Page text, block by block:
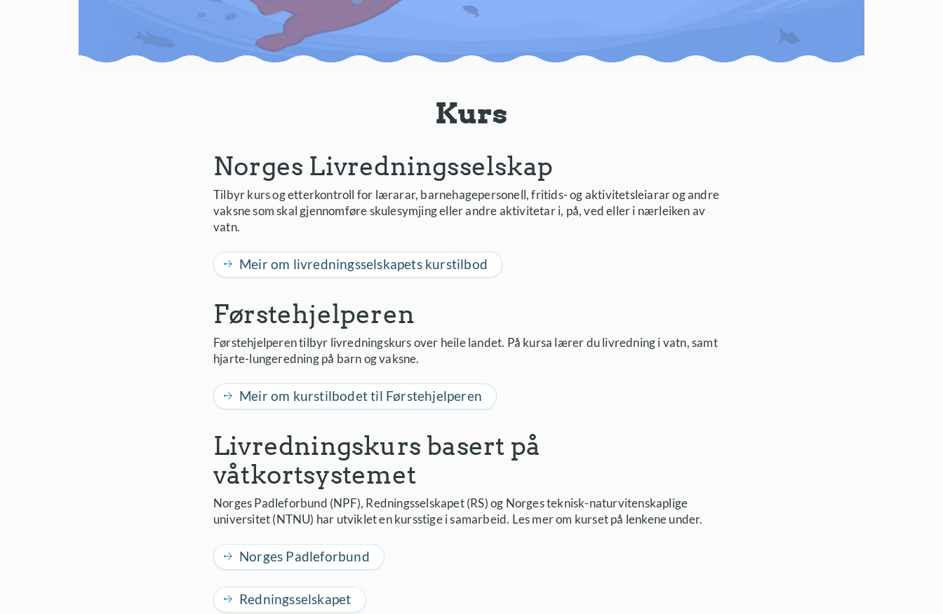
Kurs
Norges Livredningsselskap
Tilbyr kurs og etterkontroll for lærarar, barnehagepersonell, fritids- og aktivitetsleiarar og andre
vaksne som skal gjennomføre skulesymjing eller andre aktivitetar i, på, ved eller i nærleiken av
vatn.
Meir om livredningsselskapets kurstilbod
Førstehjelperen
Førstehjelperen tilbyr livredningskurs over heile landet. På kursa lærer du livredning i vatn, samt
hjarte-lungeredning på barn og vaksne.
Meir om kurstilbodet til Førstehjelperen
Livredningskurs basert på
våtkortsystemet
Norges Padleforbund (NPF), Redningsselskapet (RS) og Norges teknisk-naturvitenskaplige
universitet (NTNU) har utviklet en kursstige i samarbeid. Les mer om kurset på lenkene under.
Norges Padleforbund
Redningsselskapet